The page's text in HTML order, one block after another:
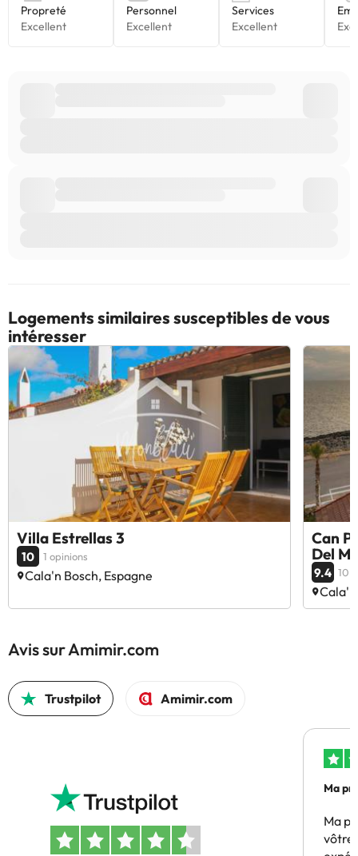
Logements similaires susceptibles de vous
intéresser
Villa Estrellas 3
10 1 opinions
Cala'n Bosch, Espagne
Can
Del
9.4 10
Cala'n
Avis sur Amimir.com
Trustpilot Amimir.com
Ma
Ma
vôtre